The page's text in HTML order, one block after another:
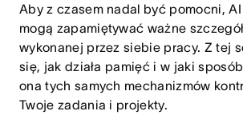
Aby z czasem nadal być pomocni, AI
mogą zapamiętywać ważne
wykonanej przez siebie pracy. Z tej
się, jak działa pamięć i w jaki
ona tych samych mechanizmów
Twoje zadania i projekty.